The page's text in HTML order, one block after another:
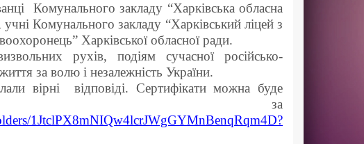
Комунального закладу “Харківська обласна
Комунального закладу “Харківський ліцей з
Харківської обласної ради.
рухів, подіям сучасної російсько-
за волю і незалежність України.
вірні відповіді. Сертифікати можна буде
за
1JtclPX8mNIQw4lcrJWgGYMnBenqRqm4D?